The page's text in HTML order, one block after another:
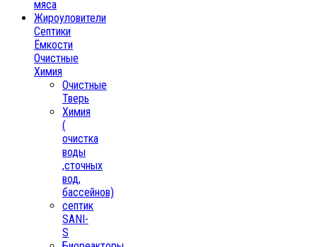
мяса
Жироуловители
Септики
Ёмкости
Очистные
Химия
Очистные
Тверь
Химия
(
очистка
воды
,сточных
вод,
бассейнов)
септик
SANI-
S